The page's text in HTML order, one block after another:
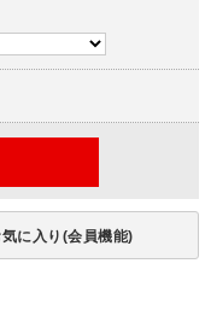
気に入り(会員機能)